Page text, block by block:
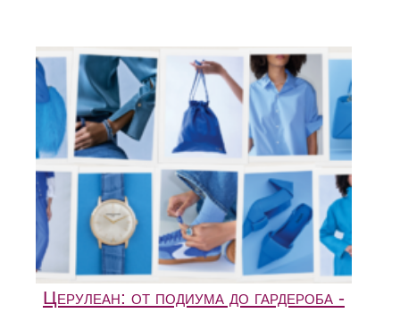
Церулеан: от подиума до гардероба -